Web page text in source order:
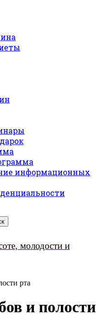
информационных
молодости и
рта
и полости